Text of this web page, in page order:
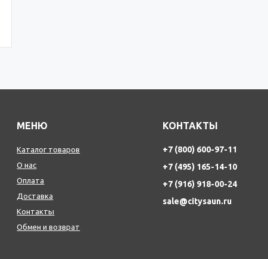
МЕНЮ
Каталог товаров
О нас
Оплата
Доставка
Контакты
Обмен и возврат
КОНТАКТЫ
+7 (800) 600-97-11
+7 (495) 165-14-10
+7 (916) 918-00-24
sale@citysaun.ru